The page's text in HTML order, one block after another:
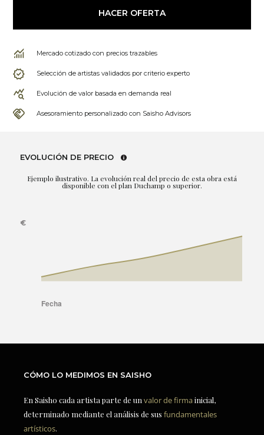
HACER OFERTA
Mercado cotizado con precios trazables
Selección de artistas validados por criterio experto
Evolución de valor basada en demanda real
Asesoramiento personalizado con Saisho Advisors
EVOLUCIÓN DE PRECIO
Ejemplo ilustrativo. La evolución real del precio de esta obra está
disponible con el plan Duchamp o superior.
CÓMO LO MEDIMOS EN SAISHO
En Saisho cada artista parte de un valor de firmainicial,
determinado mediante el análisis de sus fundamentales
artísticos.